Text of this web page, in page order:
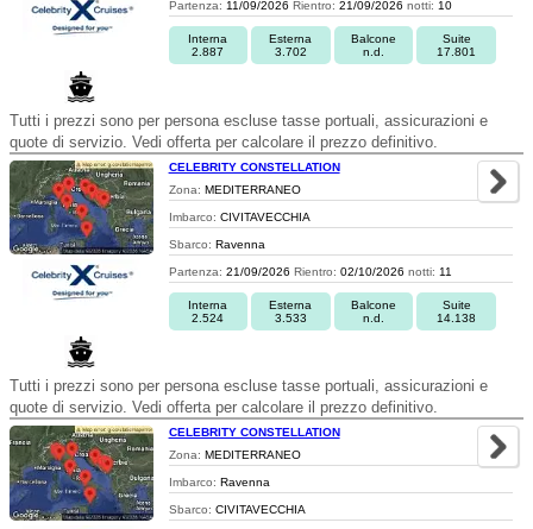
Partenza: 11/09/2026 Rientro: 21/09/2026 notti: 10
Interna
2.887
Esterna
3.702
Balcone
n.d.
Suite
17.801
Tutti i prezzi sono per persona escluse tasse portuali, assicurazioni e
quote di servizio. Vedi offerta per calcolare il prezzo definitivo.
CELEBRITY CONSTELLATION
Zona: MEDITERRANEO
Imbarco: CIVITAVECCHIA
Sbarco: Ravenna
Partenza: 21/09/2026 Rientro: 02/10/2026 notti: 11
Interna
2.524
Esterna
3.533
Balcone
n.d.
Suite
14.138
Tutti i prezzi sono per persona escluse tasse portuali, assicurazioni e
quote di servizio. Vedi offerta per calcolare il prezzo definitivo.
CELEBRITY CONSTELLATION
Zona: MEDITERRANEO
Imbarco: Ravenna
Sbarco: CIVITAVECCHIA